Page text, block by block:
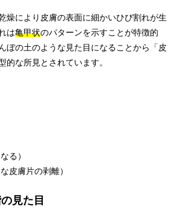
燥により皮膚の表面に細かいひび割れが生
は亀甲状のパターンを示すことが特徴的
ぼの土のような見た目になることから「皮
的な所見とされています。
る）
皮膚片の剥離）
見た目